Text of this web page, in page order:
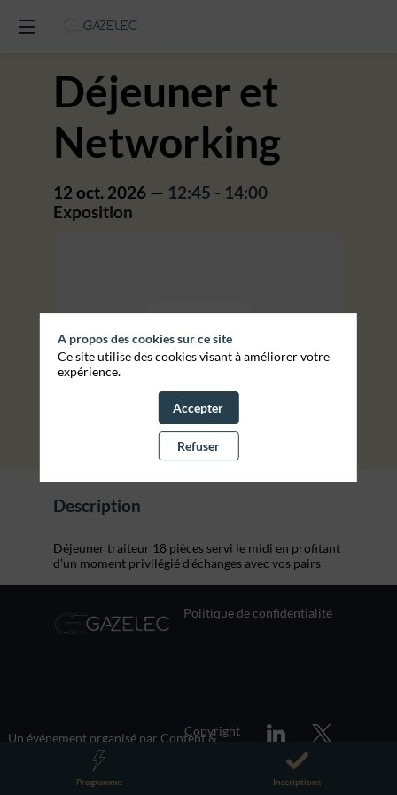
Déjeuner et
Networking
12 oct. 2026 — 12:45 - 14:00
Exposition
Description
Déjeuner traiteur 18 pièces servi le midi en profitant
d’un moment privilégié d’échanges avec vos pairs
Un événement organisé par Content &
Business.
LES 12, 13 & 14 OCTOBRE 2026 • CNIT
Politique de confidentialité
Copyright
Programme Inscriptions
A propos des cookies sur ce site
Ce site utilise des cookies visant à améliorer votre
expérience.
Accepter
Refuser